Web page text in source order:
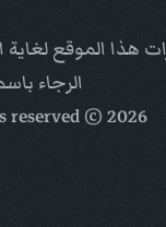
الموقع لغاية
الرجاء
2026
© Kalimat Alhayat a ministry of